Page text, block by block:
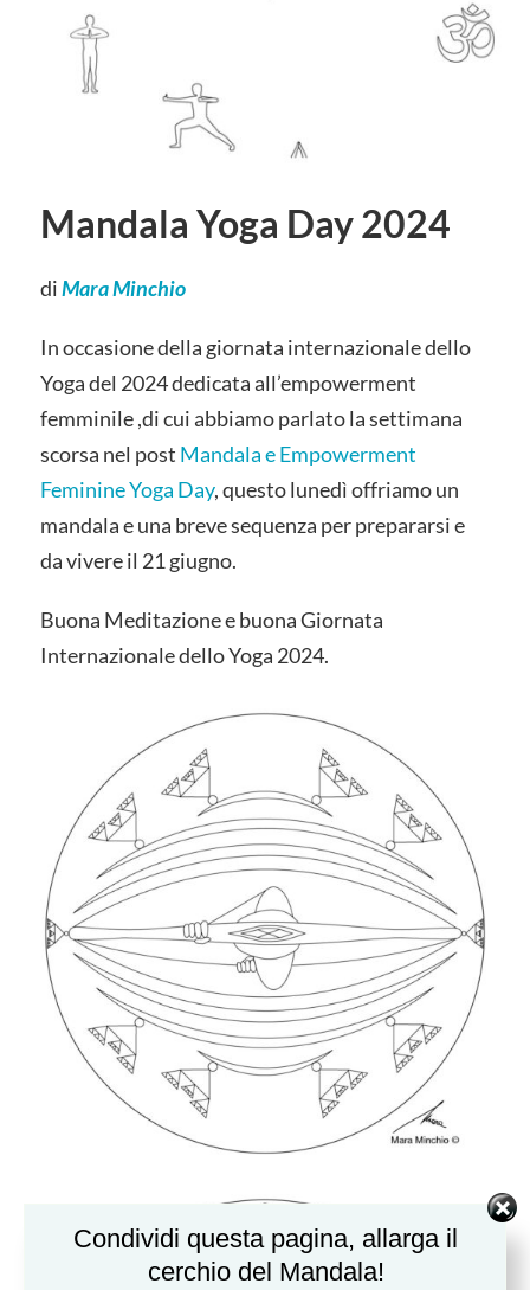
Mandala Yoga Day 2024
diMara Minchio
In occasione della giornata internazionale dello
Yoga del 2024 dedicata all’empowerment
femminile ,di cui abbiamo parlato la settimana
scorsa nel post Mandala e Empowerment
Feminine Yoga Day, questo lunedì offriamo un
mandala e una breve sequenza per prepararsi e
da vivere il 21 giugno.
Buona Meditazione e buona Giornata
Internazionale dello Yoga 2024.
Condividi questa pagina, allarga il
cerchio del Mandala!